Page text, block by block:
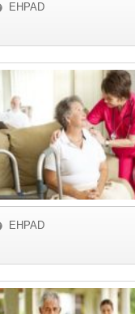
EHPAD
EHPAD